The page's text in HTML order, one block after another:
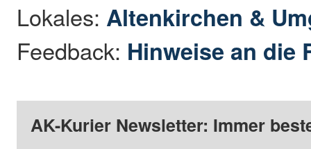
Lokales: Altenkirchen &
Feedback: Hinweise an die
AK-Kurier Newsletter: Immer